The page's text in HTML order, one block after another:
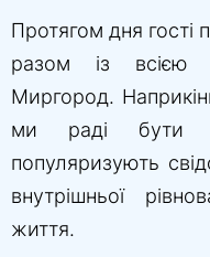
Протягом дня гості
разом із всією
Миргород.
ми раді бути
популяризують
внутрішньої
життя.